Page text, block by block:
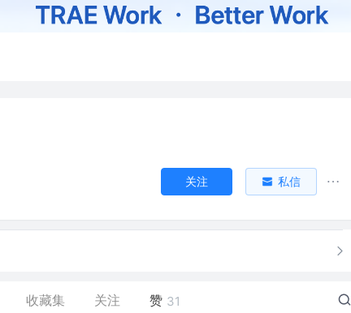
关注 私信
收藏集 关注 赞 31